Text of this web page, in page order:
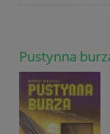
Pustynna